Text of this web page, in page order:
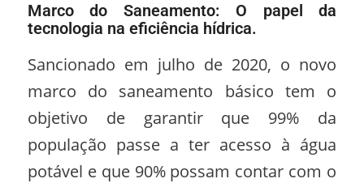
Marco do Saneamento: O papel da
tecnologia na eficiência hídrica.
Sancionado em julho de 2020, o novo
marco do saneamento básico tem o
objetivo de garantir que 99% da
população passe a ter acesso à água
potável e que 90% possam contar com o